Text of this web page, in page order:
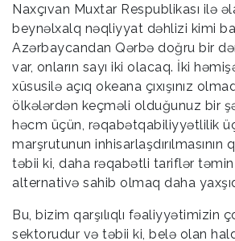
Naxçıvan Muxtar Respublikası ilə
beynəlxalq nəqliyyat dəhlizi kimi
Azərbaycandan Qərbə doğru bir
var, onların sayı iki olacaq. İki
xüsusilə açıq okeana çıxışınız
ölkələrdən keçməli olduğunuz bir
həcm üçün, rəqabətqabiliyyətlilik
marşrutunun inhisarlaşdırılmasının
təbii ki, daha rəqabətli tariflər
alternativə sahib olmaq daha
Bu, bizim qarşılıqlı fəaliyyətimizin
sektorudur və təbii ki, belə olan